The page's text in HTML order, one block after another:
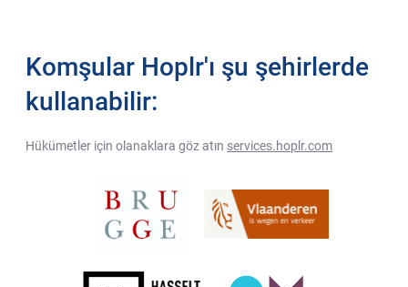
Komşular Hoplr'ı şu şehirlerde
kullanabilir:
Hükümetler için olanaklara göz atın services.hoplr.com